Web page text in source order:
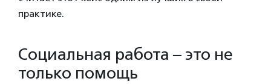
практике.
Социальная работа – это не
только помощь